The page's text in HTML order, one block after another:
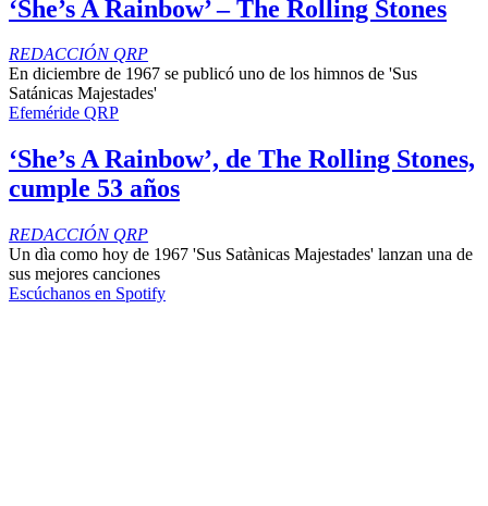
‘She’s A Rainbow’ – The Rolling Stones
REDACCIÓN QRP
En diciembre de 1967 se publicó uno de los himnos de 'Sus
Satánicas Majestades'
Efeméride QRP
‘She’s A Rainbow’, de The Rolling Stones,
cumple 53 años
REDACCIÓN QRP
Un dìa como hoy de 1967 'Sus Satànicas Majestades' lanzan una de
sus mejores canciones
Escúchanos en Spotify